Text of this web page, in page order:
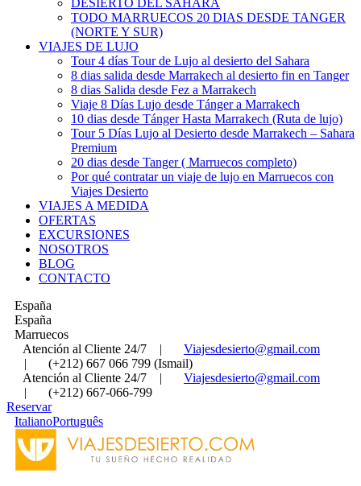
DESIERTO DEL SAHARA
TODO MARRUECOS 20 DIAS DESDE TANGER
(NORTE Y SUR)
VIAJES DE LUJO
Tour 4 días Tour de Lujo al desierto del Sahara
8 dias salida desde Marrakech al desierto fin en Tanger
8 dias Salida desde Fez a Marrakech
Viaje 8 Días Lujo desde Tánger a Marrakech
10 dias desde Tánger Hasta Marrakech (Ruta de lujo)
Tour 5 Días Lujo al Desierto desde Marrakech – Sahara
Premium
20 dias desde Tanger ( Marruecos completo)
Por qué contratar un viaje de lujo en Marruecos con
Viajes Desierto
VIAJES A MEDIDA
OFERTAS
EXCURSIONES
NOSOTROS
BLOG
CONTACTO
España
España
Marruecos
Atención al Cliente 24/7
|
Viajesdesierto@gmail.com
|
(+212) 667 066 799 (Ismail)
Atención al Cliente 24/7
|
Viajesdesierto@gmail.com
|
(+212) 667-066-799
Reservar
ItalianoPortuguês